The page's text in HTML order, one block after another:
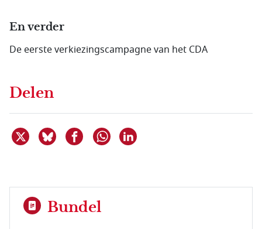
En verder
De eerste verkiezingscampagne van het CDA
Delen
Deel dit item op X
Deel dit item op Bluesky
Deel dit item op Facebook
Delen via WhatsApp
Bundel